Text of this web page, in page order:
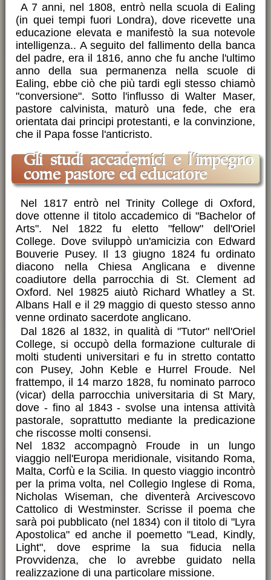
A 7 anni, nel 1808, entrò nella scuola di Ealing
(in quei tempi fuori Londra), dove ricevette una
educazione elevata e manifestò la sua notevole
intelligenza.. A seguito del fallimento della banca
del padre, era il 1816, anno che fu anche l'ultimo
anno della sua permanenza nella scuole di
Ealing, ebbe ciò che più tardi egli stesso chiamò
"conversione". Sotto l'influsso di Walter Maser,
pastore calvinista, maturò una fede, che era
orientata dai principi protestanti, e la convinzione,
che il Papa fosse l'anticristo.
Gli studi accademici e l'impegno
come pastore ed educatore
Nel 1817 entrò nel Trinity College di Oxford,
dove ottenne il titolo accademico di "Bachelor of
Arts". Nel 1822 fu eletto "fellow" dell'Oriel
College. Dove sviluppò un'amicizia con Edward
Bouverie Pusey. Il 13 giugno 1824 fu ordinato
diacono nella Chiesa Anglicana e divenne
coadiutore della parrocchia di St. Clement ad
Oxford. Nel 19825 aiutò Richard Whatley a St.
Albans Hall e il 29 maggio di questo stesso anno
venne ordinato sacerdote anglicano.
Dal 1826 al 1832, in qualità di "Tutor" nell'Oriel
College, si occupò della formazione culturale di
molti studenti universitari e fu in stretto contatto
con Pusey, John Keble e Hurrel Froude. Nel
frattempo, il 14 marzo 1828, fu nominato parroco
(vicar) della parrocchia universitaria di St Mary,
dove - fino al 1843 - svolse una intensa attività
pastorale, soprattutto mediante la predicazione
che riscosse molti consensi.
Nel 1832 accompagnò Froude in un lungo
viaggio nell'Europa meridionale, visitando Roma,
Malta, Corfù e la Scilia. In questo viaggio incontrò
per la prima volta, nel Collegio Inglese di Roma,
Nicholas Wiseman, che diventerà Arcivescovo
Cattolico di Westminster. Scrisse il poema che
sarà poi pubblicato (nel 1834) con il titolo di "Lyra
Apostolica" ed anche il poemetto "Lead, Kindly,
Light", dove esprime la sua fiducia nella
Provvidenza, che lo avrebbe guidato nella
realizzazione di una particolare missione.